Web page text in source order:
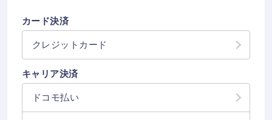
カード決済
クレジットカード
キャリア決済
ドコモ払い